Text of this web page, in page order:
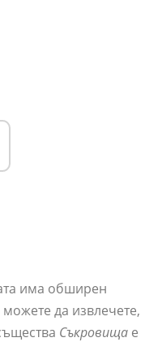
има обширен
да извлечете,
Съкровища е